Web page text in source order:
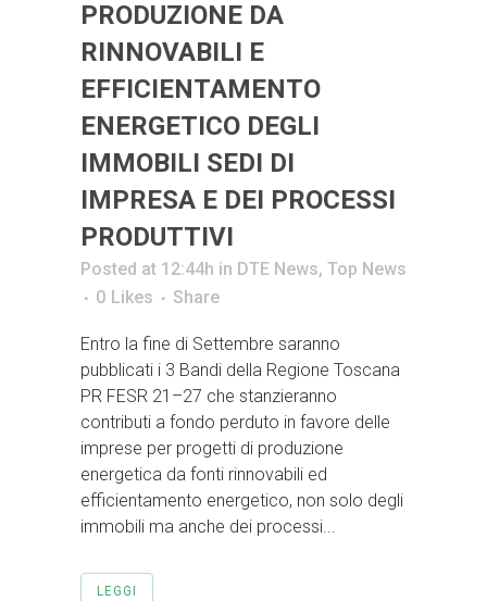
PRODUZIONE DA
RINNOVABILI E
EFFICIENTAMENTO
ENERGETICO DEGLI
IMMOBILI SEDI DI
IMPRESA E DEI PROCESSI
PRODUTTIVI
Posted at 12:44h in DTE News, Top News
0 Likes Share
Entro la fine di Settembre saranno
pubblicati i 3 Bandi della Regione Toscana
PR FESR 21–27 che stanzieranno
contributi a fondo perduto in favore delle
imprese per progetti di produzione
energetica da fonti rinnovabili ed
efficientamento energetico, non solo degli
immobili ma anche dei processi...
LEGGI